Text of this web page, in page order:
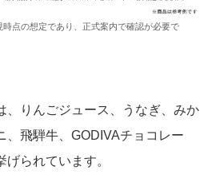
点の想定であり、正式案内で確認が必要で
、りんごジュース、うなぎ、みか
、飛騨牛、GODIVAチョコレー
げられています。